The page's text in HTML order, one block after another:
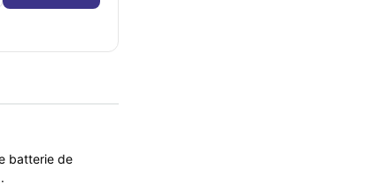
batterie de